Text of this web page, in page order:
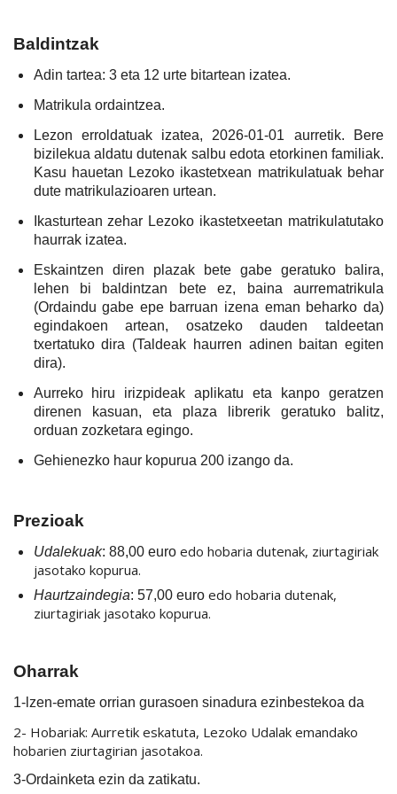
Baldintzak
Adin tartea: 3 eta 12 urte bitartean izatea.
Matrikula ordaintzea.
Lezon erroldatuak izatea, 2026-01-01 aurretik. Bere
bizilekua aldatu dutenak salbu edota etorkinen familiak.
Kasu hauetan Lezoko ikastetxean matrikulatuak behar
dute matrikulazioaren urtean.
Ikasturtean zehar Lezoko ikastetxeetan matrikulatutako
haurrak izatea.
Eskaintzen diren plazak bete gabe geratuko balira,
lehen bi baldintzan bete ez, baina aurrematrikula
(Ordaindu gabe epe barruan izena eman beharko da)
egindakoen artean, osatzeko dauden taldeetan
txertatuko dira (Taldeak haurren adinen baitan egiten
dira).
Aurreko hiru irizpideak aplikatu eta kanpo geratzen
direnen kasuan, eta plaza librerik geratuko balitz,
orduan zozketara egingo.
Gehienezko haur kopurua 200 izango da.
Prezioak
Udalekuak: 88,00 euro edo hobaria dutenak, ziurtagiriak
jasotako kopurua.
Haurtzaindegia: 57,00 euro edo hobaria dutenak,
ziurtagiriak jasotako kopurua.
Oharrak
1-lzen-emate orrian gurasoen sinadura ezinbestekoa da
2- Hobariak: Aurretik eskatuta, Lezoko Udalak emandako
hobarien ziurtagirian jasotakoa.
3-Ordainketa ezin da zatikatu.